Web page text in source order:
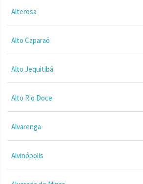
Alterosa
Alto Caparaó
Alto Jequitibá
Alto Rio Doce
Alvarenga
Alvinópolis